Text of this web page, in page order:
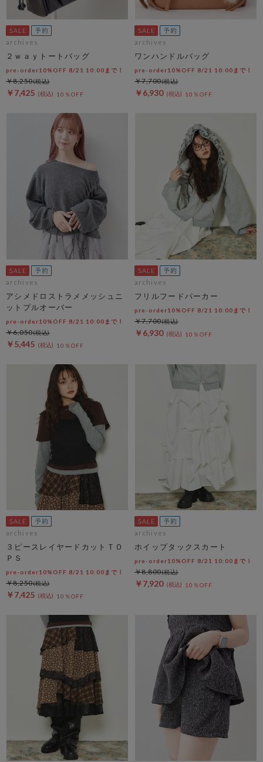
archives
２ｗａｙトートバッグ
pre-order10%OFF 8/21 10:00まで！
￥7,425 10％OFF
￥8,250
archives
ワンハンドルバッグ
pre-order10%OFF 8/21 10:00まで！
￥6,930 10％OFF
￥7,700
archives
アシメドロストラメメッシュニ
ットプルオーバー
pre-order10%OFF 8/21 10:00まで！
￥5,445 10％OFF
￥6,050
archives
フリルフードパーカー
pre-order10%OFF 8/21 10:00まで！
￥6,930 10％OFF
￥7,700
archives
３ピースレイヤードカットＴＯ
ＰＳ
pre-order10%OFF 8/21 10:00まで！
￥7,425 10％OFF
￥8,250
archives
ホイップタックスカート
pre-order10%OFF 8/21 10:00まで！
￥7,920 10％OFF
￥8,800